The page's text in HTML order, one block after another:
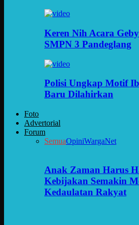
Keren Nih Acara
SMPN 3 Pandeglang
Polisi Ungkap Motif
Baru Dilahirkan
Foto
Advertorial
Forum
SemuaOpiniWargaNet
Anak Zaman Harus
Kebijakan Semakin
Kedaulatan Rakyat